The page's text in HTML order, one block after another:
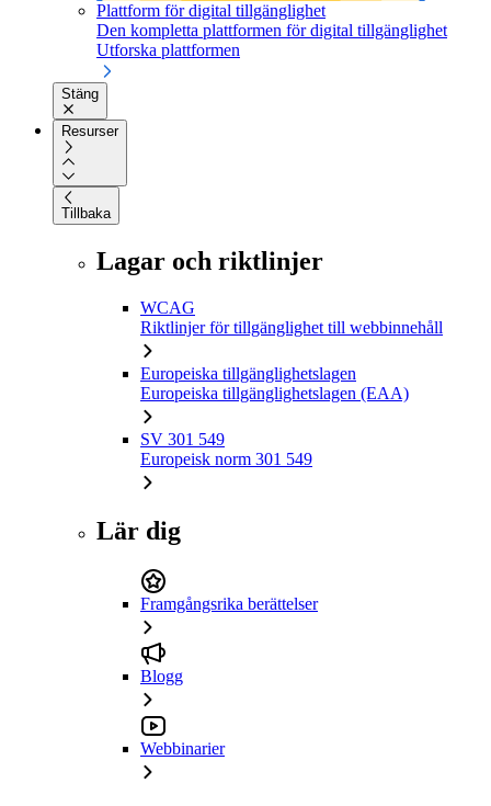
Plattform för digital tillgänglighet
Den kompletta plattformen för digital tillgänglighet
Utforska plattformen
Stäng
Resurser
Tillbaka
Lagar och riktlinjer
WCAG
Riktlinjer för tillgänglighet till webbinnehåll
Europeiska tillgänglighetslagen
Europeiska tillgänglighetslagen (EAA)
SV 301 549
Europeisk norm 301 549
Lär dig
Framgångsrika berättelser
Blogg
Webbinarier